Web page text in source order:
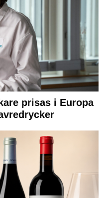
prisas i Europa